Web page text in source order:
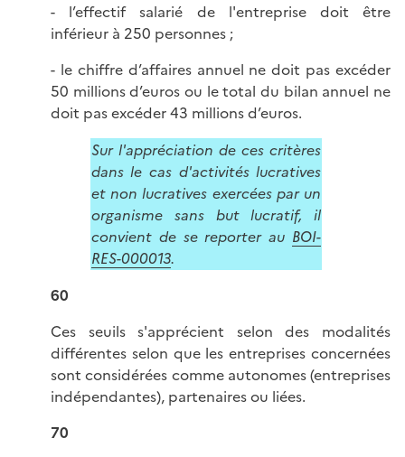
- l’effectif salarié de l'entreprise doit être
inférieur à 250 personnes ;
- le chiffre d’affaires annuel ne doit pas excéder
50 millions d’euros ou le total du bilan annuel ne
doit pas excéder 43 millions d’euros.
Sur l'appréciation de ces critères
dans le cas d'activités lucratives
et non lucratives exercées par un
organisme sans but lucratif, il
convient de se reporter au BOI-
RES-000013.
60
Ces seuils s'apprécient selon des modalités
différentes selon que les entreprises concernées
sont considérées comme autonomes (entreprises
indépendantes), partenaires ou liées.
70